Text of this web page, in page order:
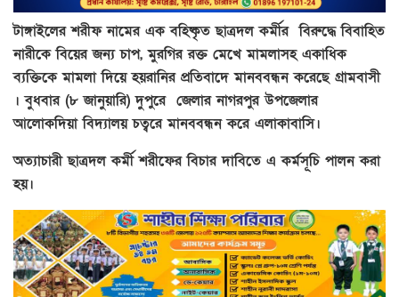
টাঙ্গাইলের শরীফ নামের এক বহিষ্কৃত ছাত্রদল কর্মীর বিরুদ্ধে বিবাহিত
নারীকে বিয়ের জন্য চাপ, মুরগির রক্ত মেখে মামলাসহ একাধিক
ব্যক্তিকে মামলা দিয়ে হয়রানির প্রতিবাদে মানববন্ধন করেছে গ্রামবাসী
। বুধবার (৮ জানুয়ারি) দুপুরে জেলার নাগরপুর উপজেলার
আলোকদিয়া বিদ্যালয় চত্বরে মানববন্ধন করে এলাকাবাসি।
অত্যাচারী ছাত্রদল কর্মী শরীফের বিচার দাবিতে এ কর্মসূচি পালন করা
হয়।